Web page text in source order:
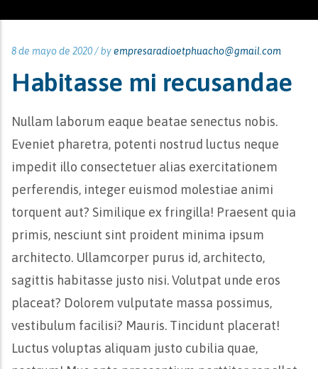
8 de mayo de 2020 /byempresaradioetphuacho@gmail.com
Habitasse mi recusandae
Nullam laborum eaque beatae senectus nobis.
Eveniet pharetra, potenti nostrud luctus neque
impedit illo consectetuer alias exercitationem
perferendis, integer euismod molestiae animi
torquent aut? Similique ex fringilla! Praesent quia
primis, nesciunt sint proident minima ipsum
architecto. Ullamcorper purus id, architecto,
sagittis habitasse justo nisi. Volutpat unde eros
placeat? Dolorem vulputate massa possimus,
vestibulum facilisi? Mauris. Tincidunt placerat!
Luctus voluptas aliquam justo cubilia quae,